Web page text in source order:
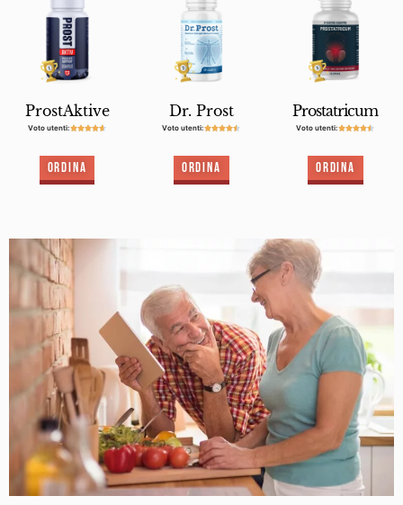
ProstAktive
Voto utenti:
Ordina
Dr. Prost
Voto utenti:
Ordina
Prostatricum
Voto utenti:
Ordina